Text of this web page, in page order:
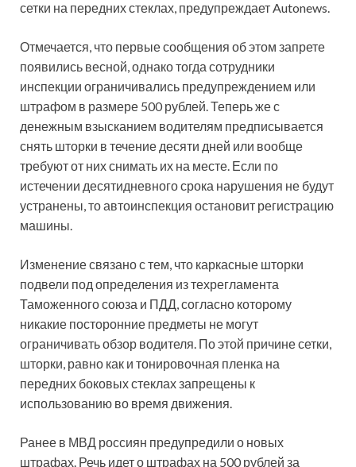
сетки на передних стеклах, предупреждает Autonews.
Отмечается, что первые сообщения об этом запрете
появились весной, однако тогда сотрудники
инспекции ограничивались предупреждением или
штрафом в размере 500 рублей. Теперь же с
денежным взысканием водителям предписывается
снять шторки в течение десяти дней или вообще
требуют от них снимать их на месте. Если по
истечении десятидневного срока нарушения не будут
устранены, то автоинспекция остановит регистрацию
машины.
Изменение связано с тем, что каркасные шторки
подвели под определения из техрегламента
Таможенного союза и ПДД, согласно которому
никакие посторонние предметы не могут
ограничивать обзор водителя. По этой причине сетки,
шторки, равно как и тонировочная пленка на
передних боковых стеклах запрещены к
использованию во время движения.
Ранее в МВД россиян предупредили о новых
штрафах. Речь идет о штрафах на 500 рублей за